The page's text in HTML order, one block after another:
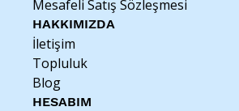
• Günlük kullanım ve hediye için ideal
Zarif detayları ve işlevsel yapısıyla, yazı
uzun yıllar eşlik edecek özel bir kalemlik.
Mesafeli Satış Sözleşmesi
HAKKIMIZDA
İletişim
Topluluk
Blog
HESABIM